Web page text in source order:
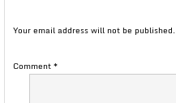
Your email address will not be published.
Comment*